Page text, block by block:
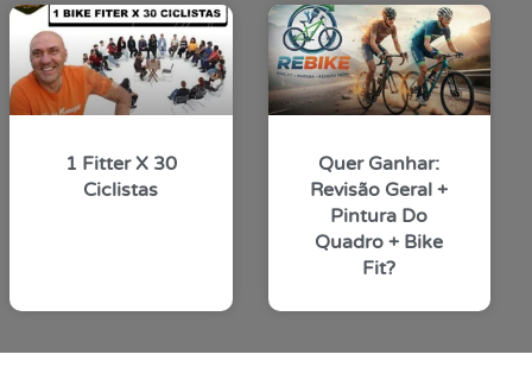
1 Fitter X 30
Ciclistas
Quer Ganhar:
Revisão Geral +
Pintura Do
Quadro + Bike
Fit?